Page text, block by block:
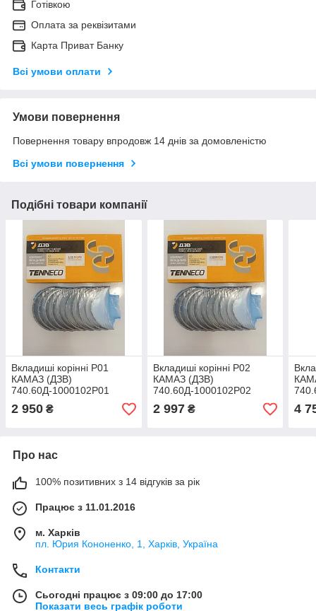
Готівкою
Оплата за реквізитами
Карта Приват Банку
Всі умови оплати
Умови повернення
Повернення товару впродовж 14 днів за домовленістю
Всі умови повернення
Подібні товари компанії
Вкладиші корінні Р01
КАМАЗ (ДЗВ)
740.60Д-1000102Р01
2 950 ₴
Вкладиші корінні Р02
КАМАЗ (ДЗВ)
740.60Д-1000102Р02
2 997₴ 4
Про нас
100% позитивних з 14 відгуків за рік
Працює з 11.01.2016
м. Харків
пл. Юрия Кононенко, 1, Харків, Україна
Контакти
Сьогодні працює з 09:00 до 17:00
Показати весь графік роботи